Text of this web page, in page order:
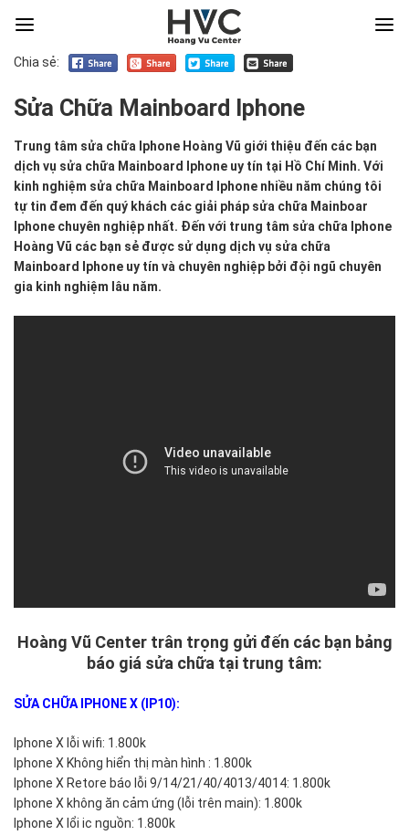
Chia sẻ:
Sửa Chữa Mainboard Iphone
Trung tâm sửa chữa Iphone Hoàng Vũ giới thiệu đến các bạn
dịch vụ sửa chữa Mainboard Iphone uy tín tại Hồ Chí Minh. Với
kinh nghiệm sửa chữa Mainboard Iphone nhiều năm chúng tôi
tự tin đem đến quý khách các giải pháp sửa chữa Mainboar
Iphone chuyên nghiệp nhất. Đến với trung tâm sửa chữa Iphone
Hoàng Vũ các bạn sẻ được sử dụng dịch vụ sửa chữa
Mainboard Iphone uy tín và chuyên nghiệp bởi đội ngũ chuyên
gia kinh nghiệm lâu năm.
Hoàng Vũ Center trân trọng gửi đến các bạn bảng
báo giá sửa chữa tại trung tâm:
SỬA CHỮA IPHONE X (IP10):
Iphone X lỗi wifi: 1.800k
Iphone X Không hiển thị màn hình : 1.800k
Iphone X Retore báo lỗi 9/14/21/40/4013/4014: 1.800k
Iphone X không ăn cảm ứng (lỗi trên main): 1.800k
Iphone X lổi ic nguồn: 1.800k